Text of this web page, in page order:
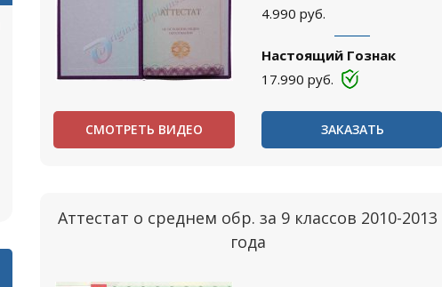
4.990 руб.
Настоящий Гознак
17.990 руб.
СМОТРЕТЬ ВИДЕО ЗАКАЗАТЬ
Аттестат о среднем обр. за 9 классов 2010-2013
года